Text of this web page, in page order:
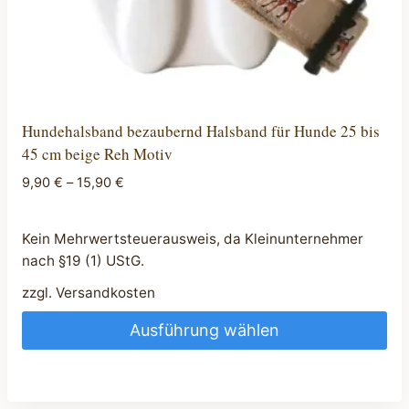
Hundehalsband bezaubernd Halsband für Hunde 25 bis
45 cm beige Reh Motiv
9,90 € –15,90 €
Kein Mehrwertsteuerausweis, da Kleinunternehmer
nach §19 (1) UStG.
zzgl. Versandkosten
Ausführung wählen